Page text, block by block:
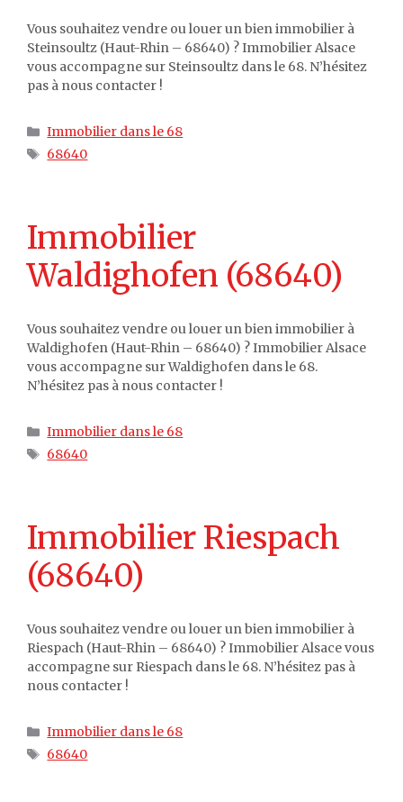
Vous souhaitez vendre ou louer un bien immobilier à
Steinsoultz (Haut-Rhin – 68640) ? Immobilier Alsace
vous accompagne sur Steinsoultz dans le 68. N’hésitez
pas à nous contacter !
Catégories
Immobilier dans le 68
Étiquettes
68640
Immobilier
Waldighofen (68640)
Vous souhaitez vendre ou louer un bien immobilier à
Waldighofen (Haut-Rhin – 68640) ? Immobilier Alsace
vous accompagne sur Waldighofen dans le 68.
N’hésitez pas à nous contacter !
Catégories
Immobilier dans le 68
Étiquettes
68640
Immobilier Riespach
(68640)
Vous souhaitez vendre ou louer un bien immobilier à
Riespach (Haut-Rhin – 68640) ? Immobilier Alsace vous
accompagne sur Riespach dans le 68. N’hésitez pas à
nous contacter !
Catégories
Immobilier dans le 68
Étiquettes
68640